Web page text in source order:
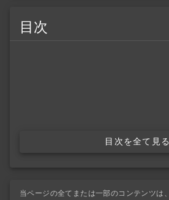
目次
目次を全て見る
当ページの全てまたは一部のコンテンツは